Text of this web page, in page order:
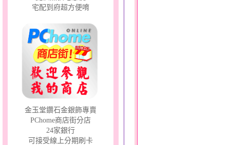
宅配到府超方便唷
金玉堂鑽石金銀飾專賣
PChome商店街分店
24家銀行
可接受線上分期刷卡